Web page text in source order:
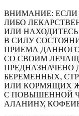
ВНИМАНИЕ:
ЛИБО
ИЛИ
В СИЛУ
ПРИЕМА
СО СВОИМ
ПРЕДНАЗНАЧЕНО
БЕРЕМЕННЫХ,
ИЛИ КОРМЯЩИХ
С ПОВЫШЕННОЙ
АЛАНИНУ,